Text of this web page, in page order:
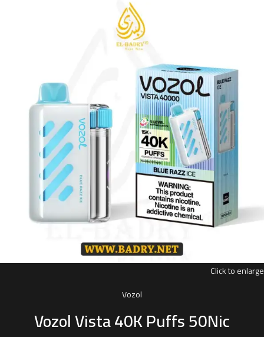
Click to enlarge
Vozol
Vozol Vista 40K Puffs 50Nic